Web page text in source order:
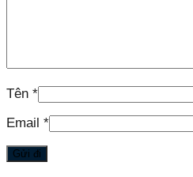
Tên *
Email *